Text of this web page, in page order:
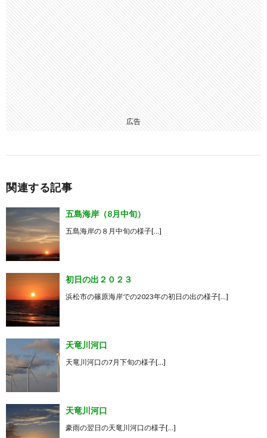
広告
関連する記事
五島海岸（8月中旬）
五島海岸の８月中旬の様子[…]
初日の出２０２３
浜松市の篠原海岸での2023年の初日の出の様子[…]
天竜川河口
天竜川河口の7月下旬の様子[…]
天竜川河口
豪雨の翌日の天竜川河口の様子[…]